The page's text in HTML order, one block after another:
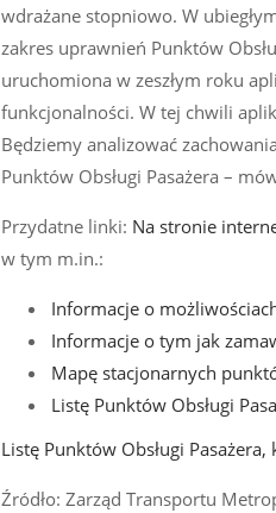
wdrażane stopniowo. W
zakres uprawnień Punktów
uruchomiona w zeszłym roku
funkcjonalności. W tej chwili
Będziemy analizować
Punktów Obsługi Pasażera –
Przydatne linki: Na stronie
w tym m.in.:
Informacje o
Informacje o tym jak
Mapę stacjonarnych
Listę Punktów Obsługi
Listę Punktów Obsługi
Źródło: Zarząd Transportu